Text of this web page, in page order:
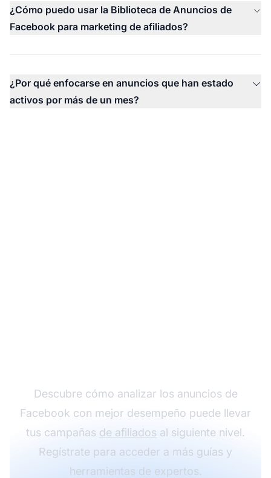
¿Cómo puedo usar la Biblioteca de Anuncios de
Facebook para marketing de afiliados?
¿Por qué enfocarse en anuncios que han estado
activos por más de un mes?
Descubre cómo analizar los anuncios de
Facebook con mejor desempeño puede llevar
tus campañas de afiliados al siguiente nivel.
Regístrate para acceder a más guías y
herramientas de expertos.